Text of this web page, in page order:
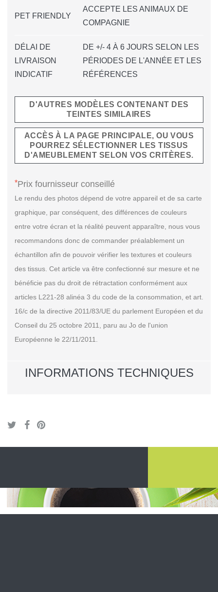
PET FRIENDLY
ACCEPTE LES ANIMAUX DE
COMPAGNIE
DÉLAI DE
LIVRAISON
INDICATIF
DE +/- 4 À 6 JOURS SELON LES
PÉRIODES DE L'ANNÉE ET LES
RÉFÉRENCES
D'AUTRES MODÈLES CONTENANT DES
TEINTES SIMILAIRES
ACCÈS À LA PAGE PRINCIPALE, OU VOUS
POURREZ SÉLECTIONNER LES TISSUS
D'AMEUBLEMENT SELON VOS CRITÈRES.
*Prix fournisseur conseillé
Le rendu des photos dépend de votre appareil et de sa carte
graphique, par conséquent, des différences de couleurs
entre votre écran et la réalité peuvent apparaître, nous vous
recommandons donc de commander préalablement un
échantillon afin de pouvoir vérifier les textures et couleurs
des tissus. Cet article va être confectionné sur mesure et ne
bénéficie pas du droit de rétractation conformément aux
articles L221-28 alinéa 3 du code de la consommation, et art.
16/c de la directive 2011/83/UE du parlement Européen et du
Conseil du 25 octobre 2011, paru au Jo de l'union
Européenne le 22/11/2011.
INFORMATIONS TECHNIQUES